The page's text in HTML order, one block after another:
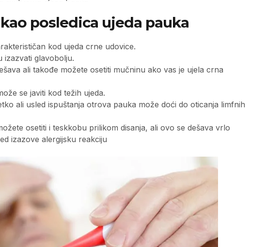
posledica ujeda pauka
kod ujeda crne udovice.
izazvati glavobolju.
ali takođe možete osetiti mučninu ako vas je ujela crna
se javiti kod težih ujeda.
ali usled ispuštanja otrova pauka može doći do oticanja limfnih
osetiti i teskkobu prilikom disanja, ali ovo se dešava vrlo
izazove alergijsku reakciju